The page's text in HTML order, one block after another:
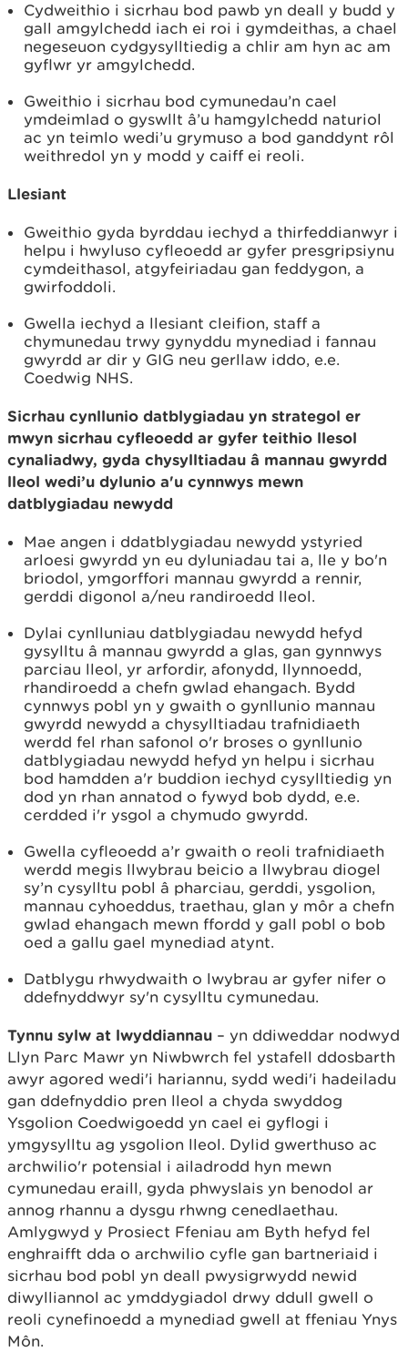
Cydweithio i sicrhau bod pawb yn deall y budd y
gall amgylchedd iach ei roi i gymdeithas, a chael
negeseuon cydgysylltiedig a chlir am hyn ac am
gyflwr yr amgylchedd.
Gweithio i sicrhau bod cymunedau’n cael
ymdeimlad o gyswllt â’u hamgylchedd naturiol
ac yn teimlo wedi’u grymuso a bod ganddynt rôl
weithredol yn y modd y caiff ei reoli.
Llesiant
Gweithio gyda byrddau iechyd a thirfeddianwyr i
helpu i hwyluso cyfleoedd ar gyfer presgripsiynu
cymdeithasol, atgyfeiriadau gan feddygon, a
gwirfoddoli.
Gwella iechyd a llesiant cleifion, staff a
chymunedau trwy gynyddu mynediad i fannau
gwyrdd ar dir y GIG neu gerllaw iddo, e.e.
Coedwig NHS.
Sicrhau cynllunio datblygiadau yn strategol er
mwyn sicrhau cyfleoedd ar gyfer teithio llesol
cynaliadwy, gyda chysylltiadau â mannau gwyrdd
lleol wedi’u dylunio a'u cynnwys mewn
datblygiadau newydd
Mae angen i ddatblygiadau newydd ystyried
arloesi gwyrdd yn eu dyluniadau tai a, lle y bo'n
briodol, ymgorffori mannau gwyrdd a rennir,
gerddi digonol a/neu randiroedd lleol.
Dylai cynlluniau datblygiadau newydd hefyd
gysylltu â mannau gwyrdd a glas, gan gynnwys
parciau lleol, yr arfordir, afonydd, llynnoedd,
rhandiroedd a chefn gwlad ehangach. Bydd
cynnwys pobl yn y gwaith o gynllunio mannau
gwyrdd newydd a chysylltiadau trafnidiaeth
werdd fel rhan safonol o'r broses o gynllunio
datblygiadau newydd hefyd yn helpu i sicrhau
bod hamdden a'r buddion iechyd cysylltiedig yn
dod yn rhan annatod o fywyd bob dydd, e.e.
cerdded i'r ysgol a chymudo gwyrdd.
Gwella cyfleoedd a’r gwaith o reoli trafnidiaeth
werdd megis llwybrau beicio a llwybrau diogel
sy’n cysylltu pobl â pharciau, gerddi, ysgolion,
mannau cyhoeddus, traethau, glan y môr a chefn
gwlad ehangach mewn ffordd y gall pobl o bob
oed a gallu gael mynediad atynt.
Datblygu rhwydwaith o lwybrau ar gyfer nifer o
ddefnyddwyr sy'n cysylltu cymunedau.
Tynnu sylw at lwyddiannau – yn ddiweddar nodwyd
Llyn Parc Mawr yn Niwbwrch fel ystafell ddosbarth
awyr agored wedi'i hariannu, sydd wedi'i hadeiladu
gan ddefnyddio pren lleol a chyda swyddog
Ysgolion Coedwigoedd yn cael ei gyflogi i
ymgysylltu ag ysgolion lleol. Dylid gwerthuso ac
archwilio'r potensial i ailadrodd hyn mewn
cymunedau eraill, gyda phwyslais yn benodol ar
annog rhannu a dysgu rhwng cenedlaethau.
Amlygwyd y Prosiect Ffeniau am Byth hefyd fel
enghraifft dda o archwilio cyfle gan bartneriaid i
sicrhau bod pobl yn deall pwysigrwydd newid
diwylliannol ac ymddygiadol drwy ddull gwell o
reoli cynefinoedd a mynediad gwell at ffeniau Ynys
Môn.